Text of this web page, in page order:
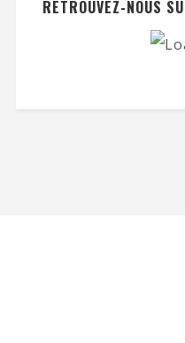
RETROUVEZ-NOUS